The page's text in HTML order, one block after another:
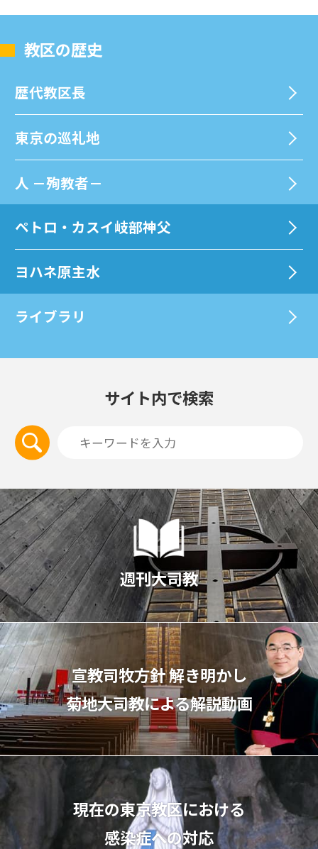
教区の歴史
歴代教区⻑
東京の巡礼地
⼈ －殉教者－
ペトロ・カスイ岐部神父
ヨハネ原主水
ライブラリ
サイト内で検索
週刊大司教
宣教司牧⽅針 解き明かし
菊地⼤司教による解説動画
現在の東京教区における
感染症への対応